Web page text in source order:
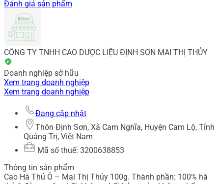
Đánh giá sản phẩm
CÔNG TY TNHH CAO DƯỢC LIỆU ĐỊNH SƠN MAI THỊ THỦY
Doanh nghiệp sở hữu
Xem trang doanh nghiệp
Xem trang doanh nghiệp
Đang cập nhật
Thôn Định Sơn, Xã Cam Nghĩa, Huyện Cam Lộ, Tỉnh
Quảng Trị, Việt Nam
Mã số thuế: 3200638853
Thông tin sản phẩm
Cao Hà Thủ Ô – Mai Thị Thủy 100g. Thành phần: 100% hà